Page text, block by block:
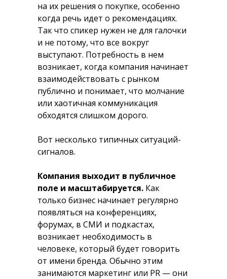
на их решения о покупке, особенно
когда речь идет о рекомендациях.
Так что спикер нужен не для галочки
и не потому, что все вокруг
выступают. Потребность в нем
возникает, когда компания начинает
взаимодействовать с рынком
публично и понимает, что молчание
или хаотичная коммуникация
обходятся слишком дорого.
Вот несколько типичных ситуаций-
сигналов.
Компания выходит в публичное
поле и масштабируется. Как
только бизнес начинает регулярно
появляться на конференциях,
форумах, в СМИ и подкастах,
возникает необходимость в
человеке, который будет говорить
от имени бренда. Обычно этим
занимаются маркетинг или PR — они